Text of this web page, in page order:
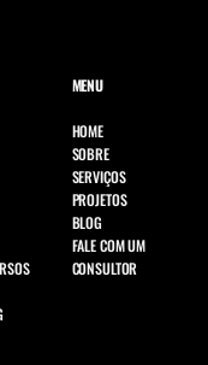
MENU
HOME
SOBRE
SERVIÇOS
PROJETOS
BLOG
FALE COM UM
CONSULTOR